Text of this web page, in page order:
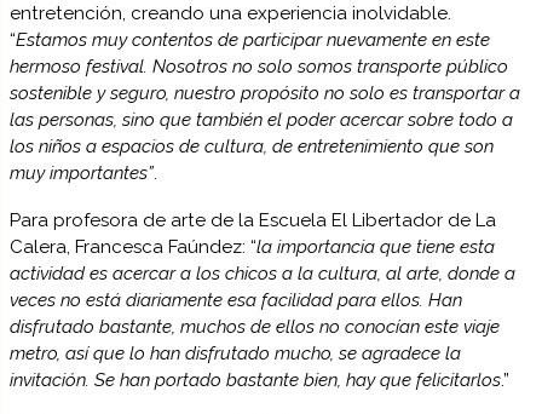
entretención, creando una experiencia inolvidable.
“Estamos muy contentos de participar nuevamente en este
hermoso festival. Nosotros no solo somos transporte público
sostenible y seguro, nuestro propósito no solo es transportar a
las personas, sino que también el poder acercar sobre todo a
los niños a espacios de cultura, de entretenimiento que son
muy importantes”.
Para profesora de arte de la Escuela El Libertador de La
Calera, Francesca Faúndez: “la importancia que tiene esta
actividad es acercar a los chicos a la cultura, al arte, donde a
veces no está diariamente esa facilidad para ellos. Han
disfrutado bastante, muchos de ellos no conocían este viaje
metro, así que lo han disfrutado mucho, se agradece la
invitación. Se han portado bastante bien, hay que felicitarlos.”